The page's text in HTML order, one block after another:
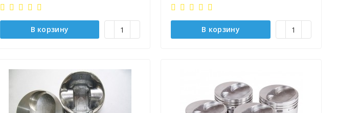
В корзину В корзину